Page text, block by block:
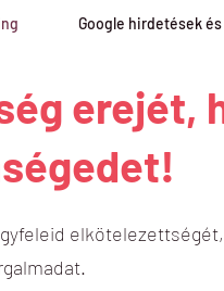
Google hirdetések és
erejét,